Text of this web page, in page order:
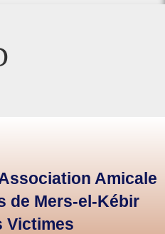
Amicale
de Mers-el-Kébir
Victimes